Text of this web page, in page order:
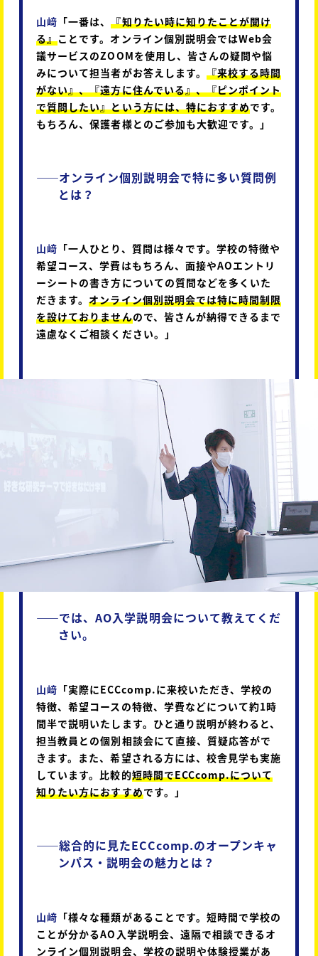
山﨑 「一番は、『知りたい時に知りたことが聞け
る』ことです。オンライン個別説明会ではWeb会
議サービスのZOOMを使用し、皆さんの疑問や悩
みについて担当者がお答えします。 『来校する時間
がない』、『遠方に住んでいる』、『ピンポイント
で質問したい』という方には、特におすすめです。
もちろん、保護者様とのご参加も大歓迎です。」
――オンライン個別説明会で特に多い質問例
とは？
山﨑 「一人ひとり、質問は様々です。学校の特徴や
希望コース、学費はもちろん、面接やAOエントリ
ーシートの書き方についての質問などを多くいた
だきます。オンライン個別説明会では特に時間制限
を設けておりませんので、皆さんが納得できるまで
遠慮なくご相談ください。」
――では、AO入学説明会について教えてくだ
さい。
山﨑 「実際にECCcomp.に来校いただき、学校の
特徴、希望コースの特徴、学費などについて約1時
間半で説明いたします。ひと通り説明が終わると、
担当教員との個別相談会にて直接、質疑応答がで
きます。また、希望される方には、校舎見学も実施
しています。比較的短時間でECCcomp.について
知りたい方におすすめです。」
――総合的に見たECCcomp.のオープンキャ
ンパス・説明会の魅力とは？
山﨑 「様々な種類があることです。短時間で学校の
ことが分かるAO入学説明会、遠隔で相談できるオ
ンライン個別説明会、学校の説明や体験授業があ